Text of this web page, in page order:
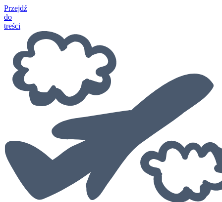
Przejdź
do
treści